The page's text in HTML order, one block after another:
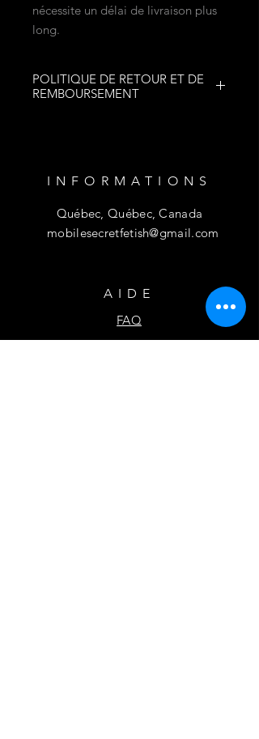
nécessite un délai de livraison plus
long.
POLITIQUE DE RETOUR ET DE
REMBOURSEMENT
INFORMATIONS
Québec, Québec, Canada
mobilesecretfetish@gmail.com
AIDE
FAQ